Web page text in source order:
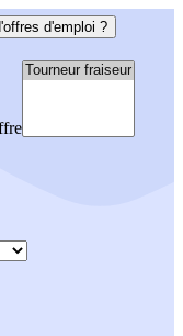
d'emploi ?